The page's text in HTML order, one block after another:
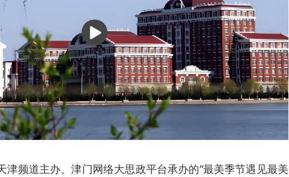
播
放
津频道主办、津门网络大思政平台承办的“最美季节遇见最美